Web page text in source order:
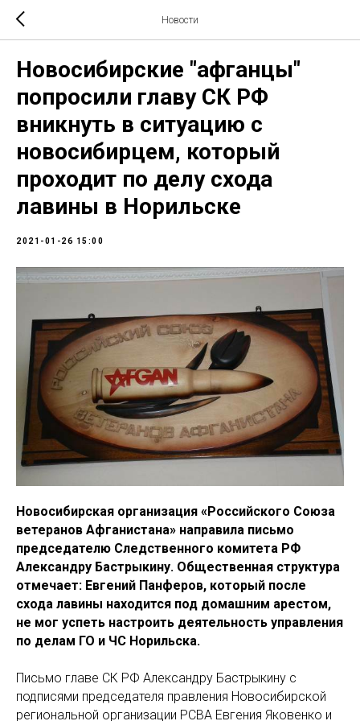
Новости
Новосибирские "афганцы"
попросили главу СК РФ
вникнуть в ситуацию с
новосибирцем, который
проходит по делу схода
лавины в Норильске
2021-01-26 15:00
Новосибирская организация «Российского Союза
ветеранов Афганистана» направила письмо
председателю Следственного комитета РФ
Александру Бастрыкину. Общественная структура
отмечает: Евгений Панферов, который после
схода лавины находится под домашним арестом,
не мог успеть настроить деятельность управления
по делам ГО и ЧС Норильска.
Письмо главе СК РФ Александру Бастрыкину с
подписями председателя правления Новосибирской
региональной организации РСВА Евгения Яковенко и